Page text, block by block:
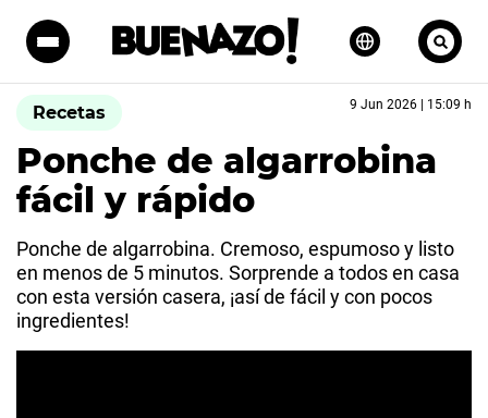
Recetas 9 Jun 2026 | 15:09 h
Ponche de algarrobina
fácil y rápido
Ponche de algarrobina. Cremoso, espumoso y listo
en menos de 5 minutos. Sorprende a todos en casa
con esta versión casera, ¡así de fácil y con pocos
ingredientes!